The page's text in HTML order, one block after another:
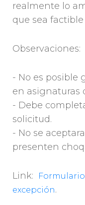
realmente lo
que sea
Observaciones:
- No es posible
en asignaturas
- Debe
solicitud.
- No se
presenten
Link:
excepción.